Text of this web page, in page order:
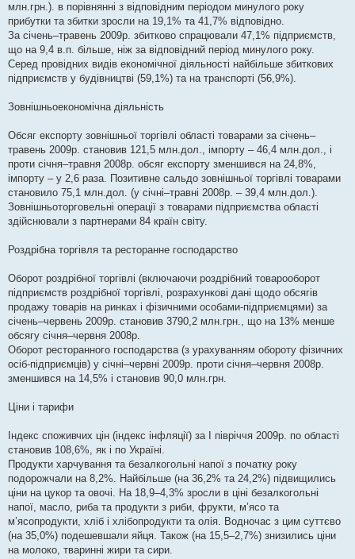
млн.грн.). в порівнянні з відповідним періодом минулого року
прибутки та збитки зросли на 19,1% та 41,7% відповідно.
За січень–травень 2009р. збитково спрацювали 47,1% підприємств,
що на 9,4 в.п. більше, ніж за відповідний період минулого року.
Серед провідних видів економічної діяльності найбільше збиткових
підприємств у будівництві (59,1%) та на транспорті (56,9%).
Зовнішньоекономічна діяльність
Обсяг експорту зовнішньої торгівлі області товарами за січень–
травень 2009р. становив 121,5 млн.дол., імпорту – 46,4 млн.дол., і
проти січня–травня 2008р. обсяг експорту зменшився на 24,8%,
імпорту – у 2,6 раза. Позитивне сальдо зовнішньої торгівлі товарами
становило 75,1 млн.дол. (у січні–травні 2008р. – 39,4 млн.дол.).
Зовнішньоторговельні операції з товарами підприємства області
здійснювали з партнерами 84 країн світу.
Роздрібна торгівля та ресторанне господарство
Оборот роздрібної торгівлі (включаючи роздрібний товарооборот
підприємств роздрібної торгівлі, розрахункові дані щодо обсягів
продажу товарів на ринках і фізичними особами-підприємцями) за
січень–червень 2009р. становив 3790,2 млн.грн., що на 13% менше
обсягу січня–червня 2008р.
Оборот ресторанного господарства (з урахуванням обороту фізичних
осіб-підприємців) у січні–червні 2009р. проти січня–червня 2008р.
зменшився на 14,5% і становив 90,0 млн.грн.
Ціни і тарифи
Індекс споживчих цін (індекс інфляції) за І півріччя 2009р. по області
становив 108,6%, як і по Україні.
Продукти харчування та безалкогольні напої з початку року
подорожчали на 8,2%. Найбільше (на 36,2% та 24,2%) підвищились
ціни на цукор та овочі. На 18,9–4,3% зросли в ціні безалкогольні
напої, масло, риба та продукти з риби, фрукти, м’ясо та
м’ясопродукти, хліб і хлібопродукти та олія. Водночас з цим суттєво
(на 35,0%) подешевшали яйця. Також (на 15,5–2,7%) знизились ціни
на молоко, тваринні жири та сири.